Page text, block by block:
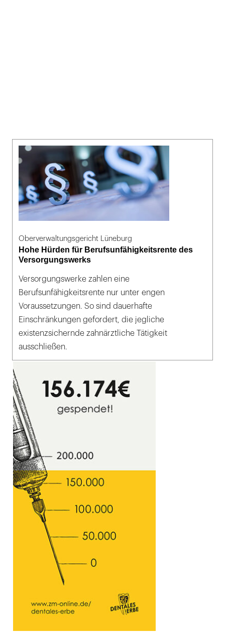
Oberverwaltungsgericht Lüneburg
Hohe Hürden für Berufsunfähigkeitsrente des
Versorgungswerks
Versorgungswerke zahlen eine
Berufsunfähigkeitsrente nur unter engen
Voraussetzungen. So sind dauerhafte
Einschränkungen gefordert, die jegliche
existenzsichernde zahnärztliche Tätigkeit
ausschließen.